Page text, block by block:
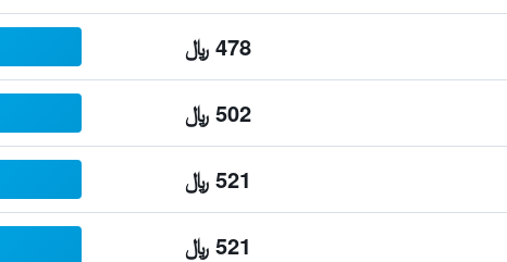
478 ﷼
502 ﷼
521 ﷼
521 ﷼